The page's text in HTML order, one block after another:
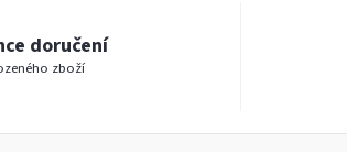
doručení
zboží